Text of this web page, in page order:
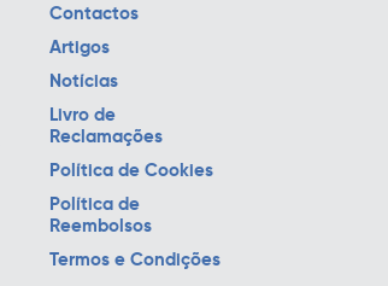
Contactos
Artigos
Notícias
Livro de
Reclamações
Política de Cookies
Política de
Reembolsos
Termos e Condições